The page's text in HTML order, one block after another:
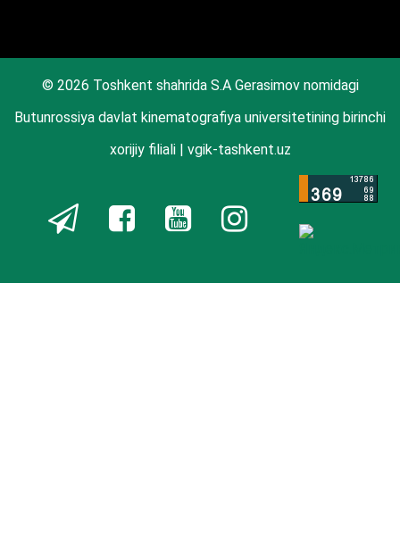
© 2026 Toshkent shahrida S.A Gerasimov nomidagi
Butunrossiya davlat kinematografiya universitetining birinchi
xorijiy filiali | vgik-tashkent.uz